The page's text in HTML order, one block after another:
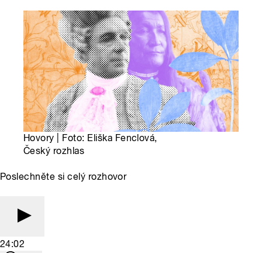
Hovory | Foto: Eliška Fenclová,
Český rozhlas
Poslechněte si celý rozhovor
24:02